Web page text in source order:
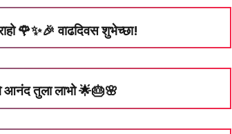
🌹✨🎉 वाढदिवस शुभेच्छा!
आनंद तुला लाभो 🌟🎂🌸